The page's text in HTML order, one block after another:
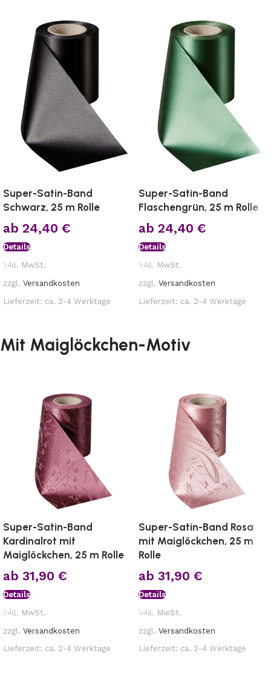
Super-Satin-Band
Schwarz, 25 m Rolle
ab 24,40 €
Details
inkl. MwSt.
zzgl. Versandkosten
Lieferzeit: ca. 2-4 Werktage
Super-Satin-Band
Flaschengrün, 25 m Rolle
ab 24,40 €
Details
inkl. MwSt.
zzgl. Versandkosten
Lieferzeit: ca. 2-4 Werktage
Mit Maiglöckchen-Motiv
Super-Satin-Band
Kardinalrot mit
Maiglöckchen, 25 m Rolle
ab 31,90 €
Details
inkl. MwSt.
zzgl. Versandkosten
Lieferzeit: ca. 2-4 Werktage
Super-Satin-Band Rosa
mit Maiglöckchen, 25 m
Rolle
ab 31,90 €
Details
inkl. MwSt.
zzgl. Versandkosten
Lieferzeit: ca. 2-4 Werktage